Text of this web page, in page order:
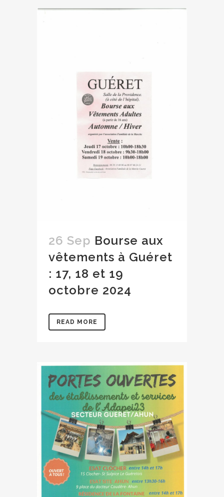
26 Sep Bourse aux
vêtements à Guéret
: 17, 18 et 19
octobre 2024
READ MORE